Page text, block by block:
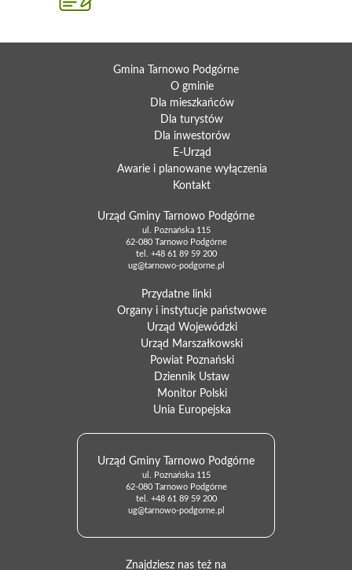
Gmina Tarnowo Podgórne
O gminie
Dla mieszkańców
Dla turystów
Dla inwestorów
E-Urząd
Awarie i planowane wyłączenia
Kontakt
Urząd Gminy Tarnowo Podgórne
ul. Poznańska 115
62-080 Tarnowo Podgórne
tel. +48 61 89 59 200
ug@tarnowo-podgorne.pl
Przydatne linki
Organy i instytucje państwowe
Urząd Wojewódzki
Urząd Marszałkowski
Powiat Poznański
Dziennik Ustaw
Monitor Polski
Unia Europejska
Urząd Gminy Tarnowo Podgórne
ul. Poznańska 115
62-080 Tarnowo Podgórne
tel. +48 61 89 59 200
ug@tarnowo-podgorne.pl
Znajdziesz nas też na